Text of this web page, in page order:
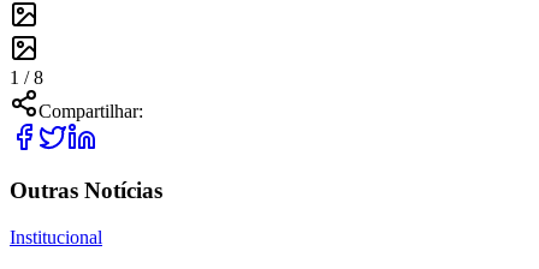
1 /8
Compartilhar:
Outras Notícias
Institucional